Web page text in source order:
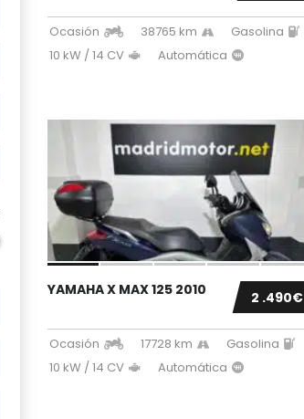
Ocasión 38765 km
Gasolina
10 kW / 14 CV
Automática
2 .490€
YAMAHA X MAX 125 2010
Ocasión 17728 km
Gasolina
10 kW / 14 CV
Automática